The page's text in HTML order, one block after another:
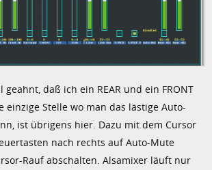
daß ich ein REAR und ein FRONT
einzige Stelle wo man das lästige Auto-
ist übrigens hier. Dazu mit dem Cursor
nach rechts auf Auto-Mute
Rauf abschalten. Alsamixer läuft nur